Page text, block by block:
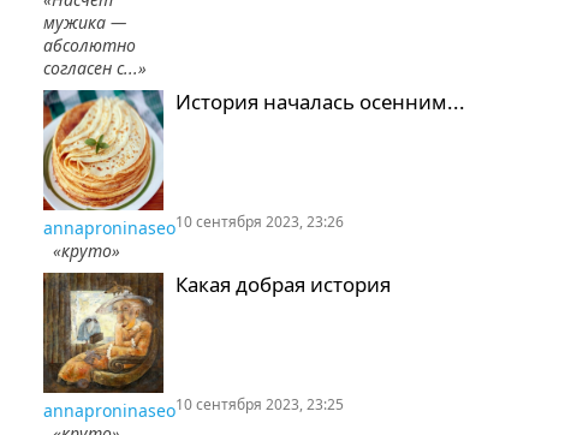
мужика —
абсолютно
согласен с...»
История началась осенним...
annaproninaseo
«круто»
10 сентября 2023, 23:26
Какая добрая история
annaproninaseo10 сентября 2023, 23:25